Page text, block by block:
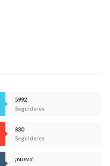
5992
Seguidores
830
Seguidores
¡nuevo!